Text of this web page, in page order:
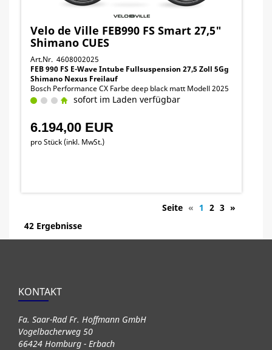
Velo de Ville FEB990 FS Smart 27,5"
Shimano CUES
Art.Nr. 4608002025
FEB 990 FS E-Wave Intube Fullsuspension 27,5 Zoll 5Gg
Shimano Nexus Freilauf
Bosch Performance CX Farbe deep black matt Modell 2025
sofort im Laden verfügbar
6.194,00 EUR
pro Stück (inkl. MwSt.)
Seite « 1 2 3 »
42 Ergebnisse
KONTAKT
Fa. Saar-Rad Fr. Hoffmann GmbH
Vogelbacherweg 50
66424 Homburg - Erbach